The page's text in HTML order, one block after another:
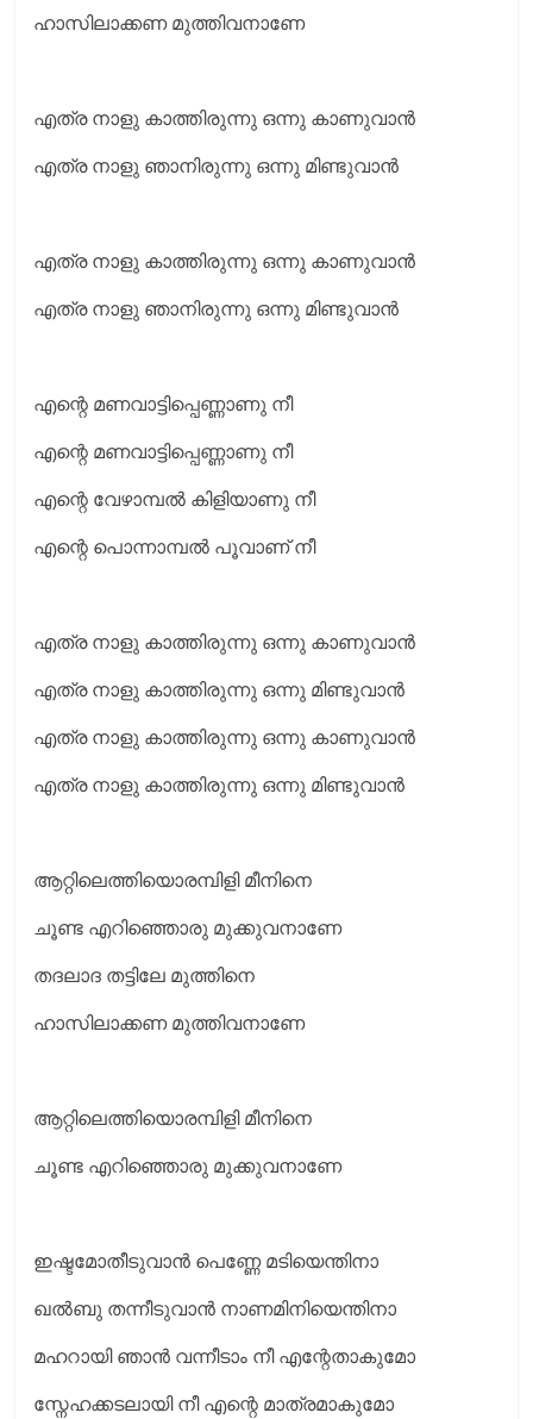
ഹാസിലാക്കണ മുത്തിവനാണേ
എത്ര നാളു കാത്തിരുന്നു ഒന്നു കാണുവാൻ
എത്ര നാളു ഞാനിരുന്നു ഒന്നു മിണ്ടുവാൻ
എത്ര നാളു കാത്തിരുന്നു ഒന്നു കാണുവാൻ
എത്ര നാളു ഞാനിരുന്നു ഒന്നു മിണ്ടുവാൻ
എന്റെ മണവാട്ടിപ്പെണ്ണാണു നീ
എന്റെ മണവാട്ടിപ്പെണ്ണാണു നീ
എന്റെ വേഴാമ്പൽ കിളിയാണു നീ
എന്റെ പൊന്നാമ്പൽ പൂവാണ് നീ
എത്ര നാളു കാത്തിരുന്നു ഒന്നു കാണുവാൻ
എത്ര നാളു കാത്തിരുന്നു ഒന്നു മിണ്ടുവാൻ
എത്ര നാളു കാത്തിരുന്നു ഒന്നു കാണുവാൻ
എത്ര നാളു കാത്തിരുന്നു ഒന്നു മിണ്ടുവാൻ
ആറ്റിലെത്തിയൊരമ്പിളി മീനിനെ
ചൂണ്ട എറിഞ്ഞൊരു മുക്കുവനാണേ
തദലാദ തട്ടിലേ മുത്തിനെ
ഹാസിലാക്കണ മുത്തിവനാണേ
ആറ്റിലെത്തിയൊരമ്പിളി മീനിനെ
ചൂണ്ട എറിഞ്ഞൊരു മുക്കുവനാണേ
ഇഷ്ടമോതീടുവാൻ പെണ്ണേ മടിയെന്തിനാ
ഖൽബു തന്നീടുവാൻ നാണമിനിയെന്തിനാ
മഹറായി ഞാൻ വന്നീടാം നീ എന്റേതാകുമോ
സ്നേഹക്കടലായി നീ എന്റെ മാത്രമാകുമോ